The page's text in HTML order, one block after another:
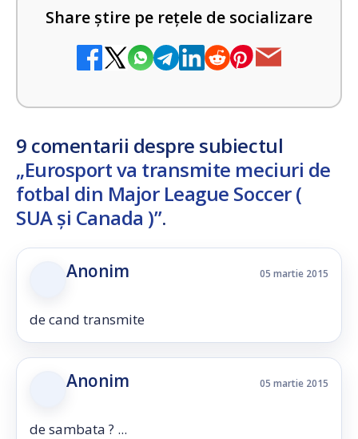
Share știre pe rețele de socializare
9 comentarii despre subiectul
„Eurosport va transmite meciuri de
fotbal din Major League Soccer (
SUA și Canada )”.
Anonim 05 martie 2015
de cand transmite
Anonim 05 martie 2015
de sambata ? ...